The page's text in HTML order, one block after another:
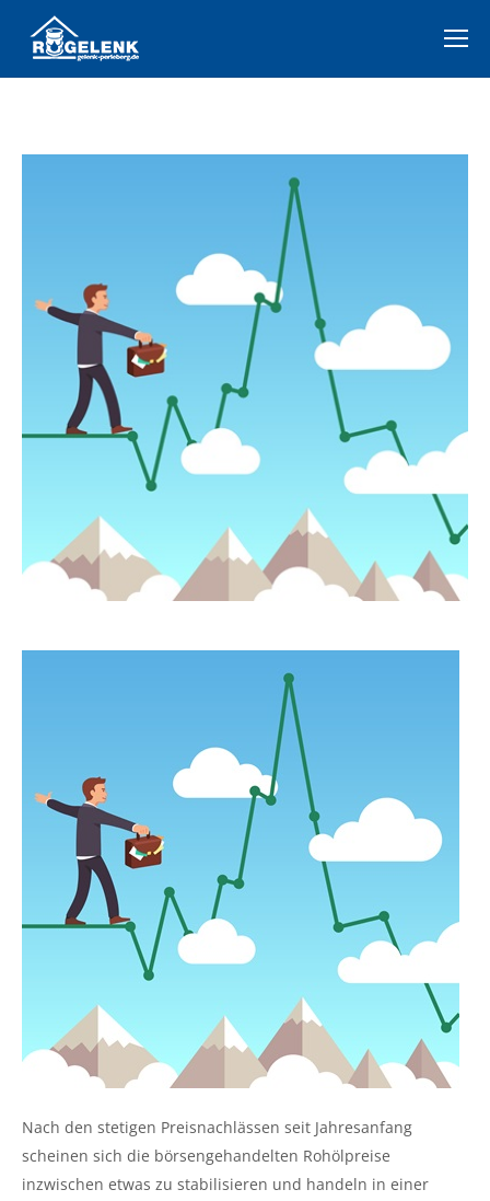
Nach den stetigen Preisnachlässen seit Jahresanfang
scheinen sich die börsengehandelten Rohölpreise
inzwischen etwas zu stabilisieren und handeln in einer